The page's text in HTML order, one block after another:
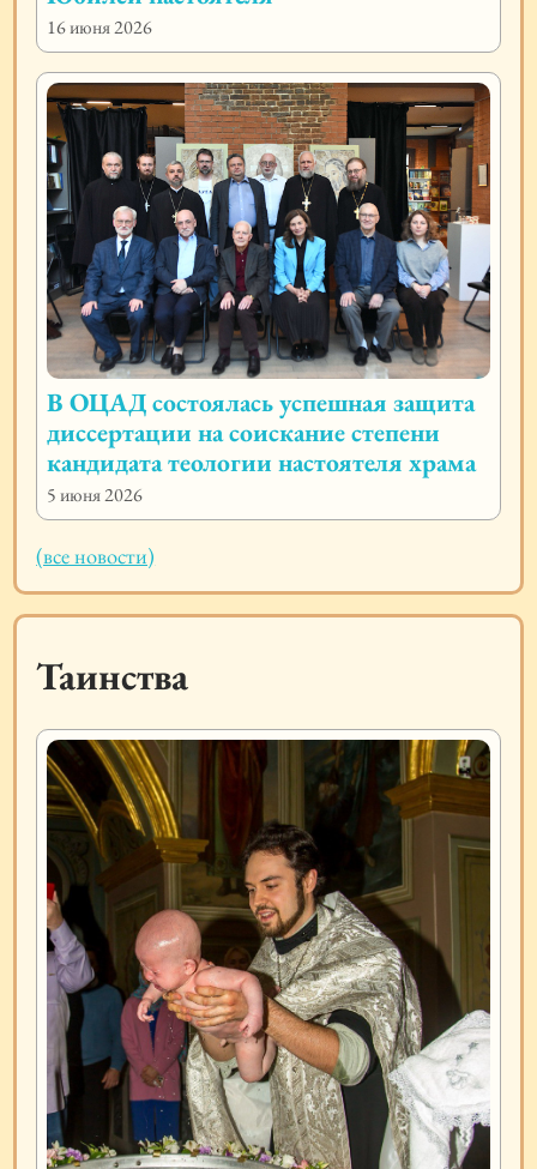
16 июня 2026
В ОЦАД состоялась успешная защита
диссертации на соискание степени
кандидата теологии настоятеля храма
5 июня 2026
(все новости)
Таинства